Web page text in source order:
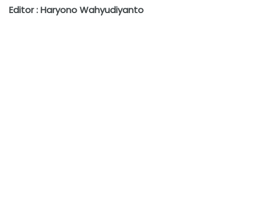
Editor : Haryono Wahyudiyanto